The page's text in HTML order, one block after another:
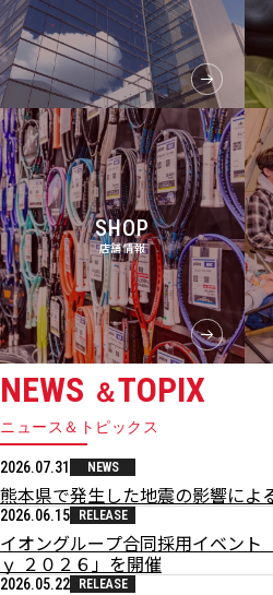
SHOP
店舗情報
NEWS ＆TOPIX
ニュース＆トピックス
2026.07.31 NEWS
熊本県で発生した地震の影響によ
2026.06.15 RELEASE
イオングループ合同採用イベント
ｙ ２０２６」を開催
2026.05.22 RELEASE